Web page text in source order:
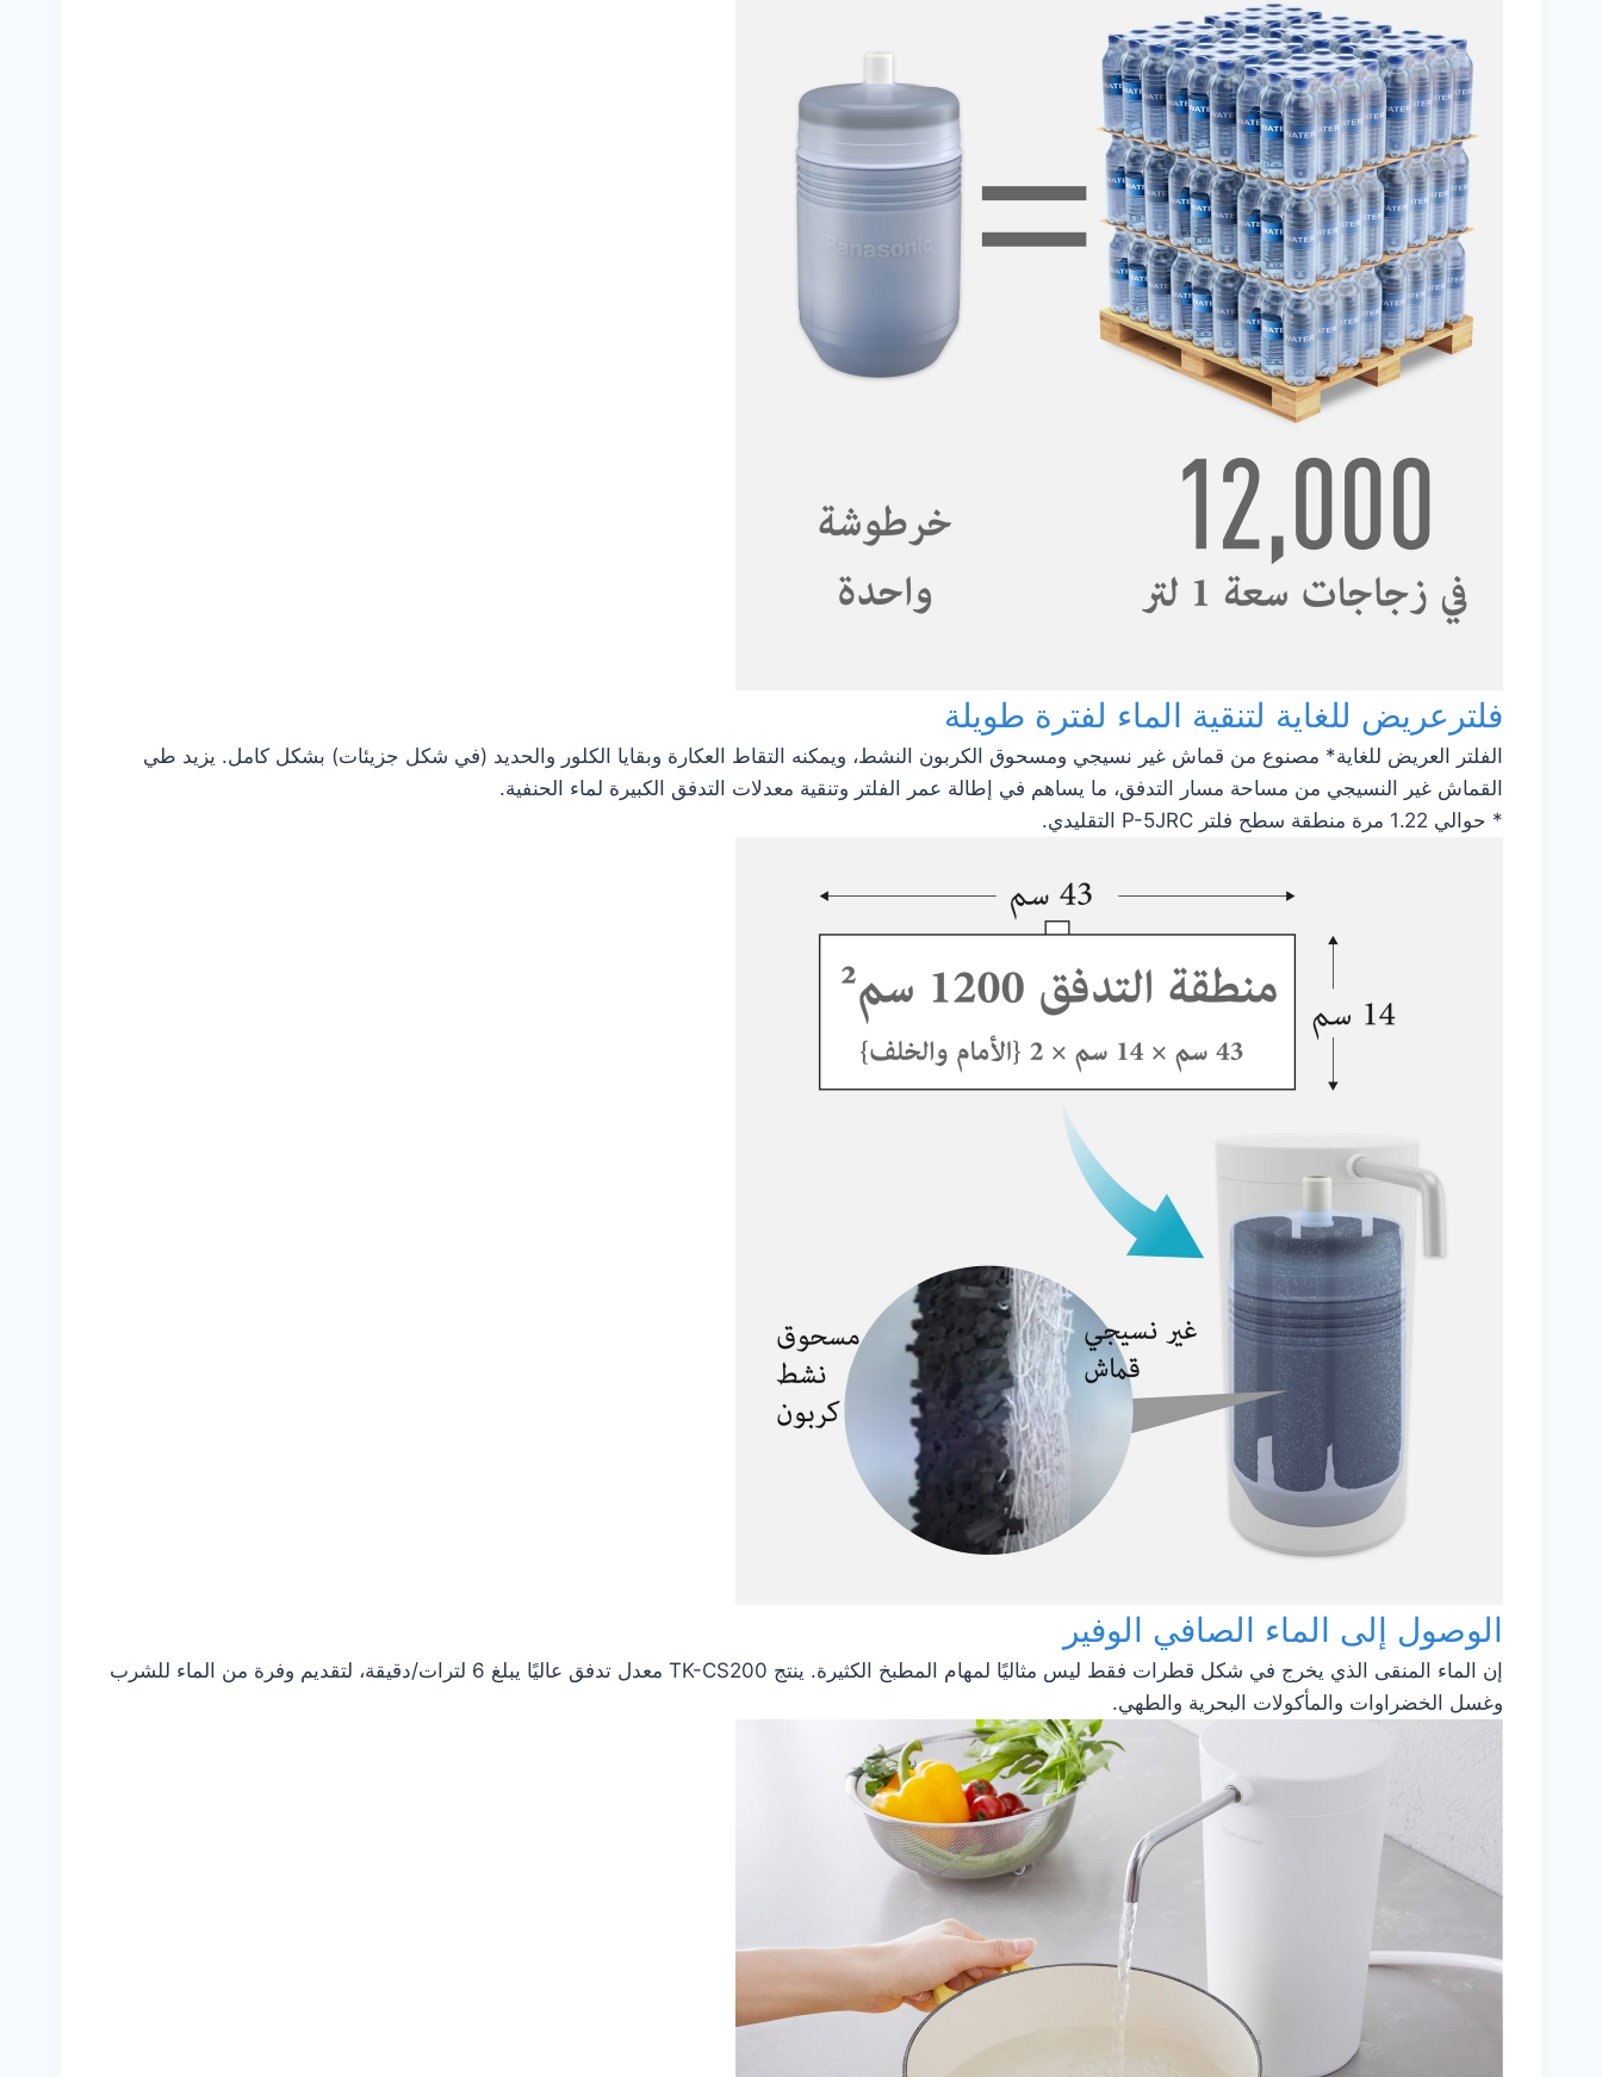
فلترعريض للغاية لتنقية الماء لفترة طويلة
الفلتر العريض للغاية* مصنوع من قماش غير نسيجي ومسحوق الكربون النشط، ويمكنه التقاط العكارة وبقايا الكلور والحديد (في شكل جزيئات) بشكل كامل. يزيد طي
القماش غير النسيجي من مساحة مسار التدفق، ما يساهم في إطالة عمر الفلتر وتنقية معدلات التدفق الكبيرة لماء الحنفية.
* حوالي 1.22 مرة منطقة سطح فلتر P-5JRC التقليدي.
الوصول إلى الماء الصافي الوفير
إن الماء المنقى الذي يخرج في شكل قطرات فقط ليس مثاليًا لمهام المطبخ الكثيرة. ينتج TK-CS200 معدل تدفق عاليًا يبلغ 6 لترات/دقيقة، لتقديم وفرة من الماء للشرب
وغسل الخضراوات والمأكولات البحرية والطهي.